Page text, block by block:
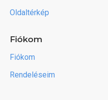
Oldaltérkép
Fiókom
Fiókom
Rendeléseim